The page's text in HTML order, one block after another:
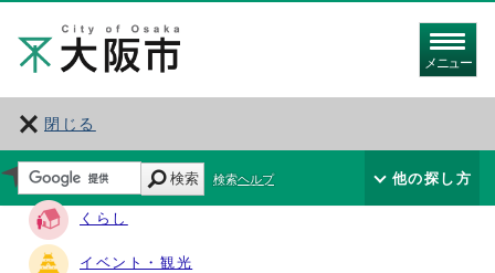
メニュー
閉じる
サイト・ナビ
くらし
イベント・観光
検索 検索ヘルプ 他の探し方